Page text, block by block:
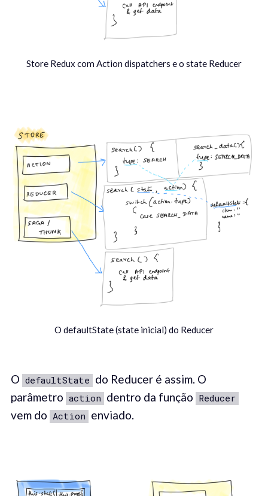
Store Redux com Action dispatchers e o state Reducer
O defaultState (state inicial) do Reducer
O defaultState do Reducer é assim. O
parâmetro action dentro da função Reducer
vem do Action enviado.